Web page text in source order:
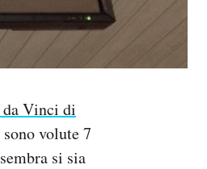
da Vinci di
volute 7
si sia